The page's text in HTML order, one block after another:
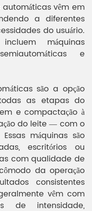
vêm em
a diferentes
do usuário.
máquinas
e
são a opção
as etapas do
e compactação à
do leite — com o
máquinas são
escritórios ou
com qualidade de
da operação
consistentes
vêm com
​​de intensidade,